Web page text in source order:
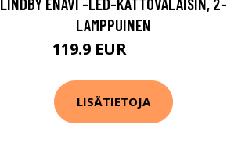
LAMPPUINEN
119.9 EUR
LISÄTIETOJA